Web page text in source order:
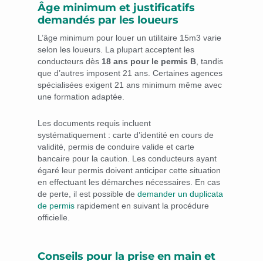
Âge minimum et justificatifs
demandés par les loueurs
L’âge minimum pour louer un utilitaire 15m3 varie
selon les loueurs. La plupart acceptent les
conducteurs dès 18 ans pour le permis B, tandis
que d’autres imposent 21 ans. Certaines agences
spécialisées exigent 21 ans minimum même avec
une formation adaptée.
Les documents requis incluent
systématiquement : carte d’identité en cours de
validité, permis de conduire valide et carte
bancaire pour la caution. Les conducteurs ayant
égaré leur permis doivent anticiper cette situation
en effectuant les démarches nécessaires. En cas
de perte, il est possible de demander un duplicata
de permis rapidement en suivant la procédure
officielle.
Conseils pour la prise en main et